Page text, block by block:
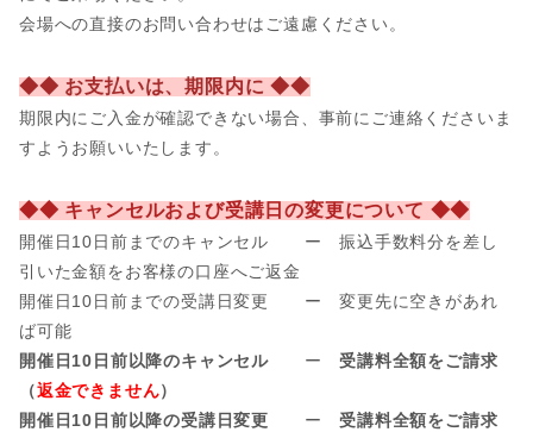
会場への直接のお問い合わせはご遠慮ください。
◆◆ お支払いは、期限内に ◆◆
期限内にご入金が確認できない場合、事前にご連絡くださいま
すようお願いいたします。
◆◆ キャンセルおよび受講日の変更について ◆◆
開催日10日前までのキャンセル ー 振込手数料分を差し
引いた金額をお客様の口座へご返金
開催日10日前までの受講日変更 ー 変更先に空きがあれ
ば可能
開催日10日前以降のキャンセル ー受講料全額をご請求
（返金できません）
開催日10日前以降の受講日変更 ー受講料全額をご請求